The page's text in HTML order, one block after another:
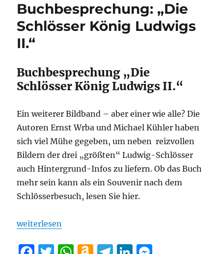
Buchbesprechung: „Die
Schlösser König Ludwigs
II.“
Buchbesprechung „Die
Schlösser König Ludwigs II.“
Ein weiterer Bildband – aber einer wie alle? Die
Autoren Ernst Wrba und Michael Kühler haben
sich viel Mühe gegeben, um neben reizvollen
Bildern der drei „größten“ Ludwig-Schlösser
auch Hintergrund-Infos zu liefern. Ob das Buch
mehr sein kann als ein Souvenir nach dem
Schlösserbesuch, lesen Sie hier.
„Buchbesprechung: „Die Schlösser König Ludwigs
weiterlesen